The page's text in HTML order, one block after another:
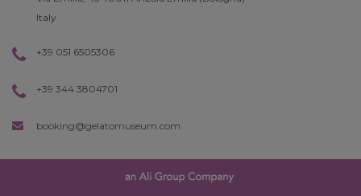
Italy
+39 051 6505306
+39 344 3804701
booking@gelatomuseum.com